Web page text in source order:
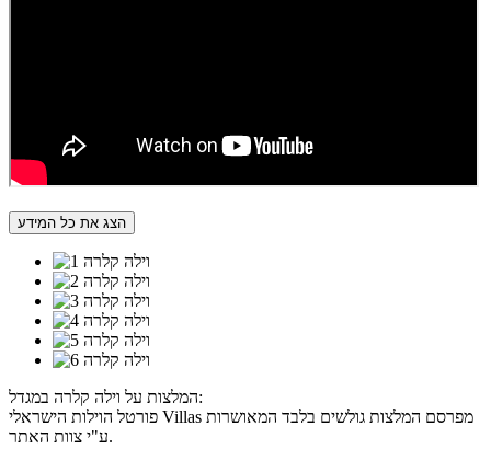
הצג את כל המידע
המלצות על וילה קלרה במגדל:
פורטל הוילות הישראלי Villas מפרסם המלצות גולשים בלבד המאושרות
ע"י צוות האתר.